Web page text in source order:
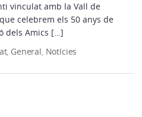
vinculat amb la Vall de
celebrem els 50 anys de
dels Amics […]
, General, Notícies